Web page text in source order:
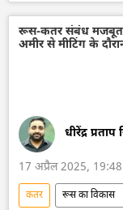
मास्को
डॉनल्ड ट्रम्प
रूस-कतर संबंध मजबूत
अमीर से मीटिंग के
धीरेंद्र प्रताप
17 अप्रैल 2025, 19:48
कतर रूस का विकास